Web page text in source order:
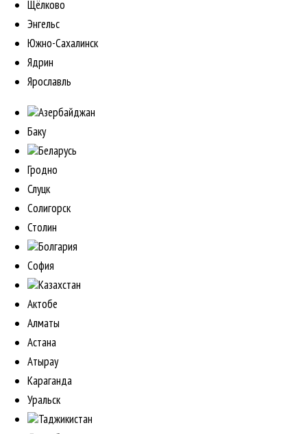
Щёлково
Энгельс
Южно-Сахалинск
Ядрин
Ярославль
Азербайджан
Баку
Беларусь
Гродно
Слуцк
Солигорск
Столин
Болгария
София
Казахстан
Актобе
Алматы
Астана
Атырау
Караганда
Уральск
Таджикистан